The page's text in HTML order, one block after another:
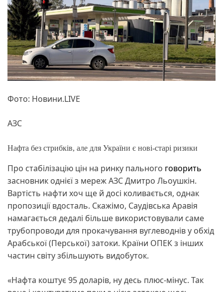
Фото: Новини.LIVE
АЗС
Нафта без стрибків, але для України є нові-старі ризики
Про стабілізацію цін на ринку пального говорить
засновник однієї з мереж АЗС Дмитро Льоушкін.
Вартість нафти хоч ще й досі коливається, однак
пропозиції вдосталь. Скажімо, Саудівська Аравія
намагається дедалі більше використовували саме
трубопроводи для прокачування вуглеводнів у обхід
Арабської (Перської) затоки. Країни ОПЕК з інших
частин світу збільшують видобуток.
«Нафта коштує 95 доларів, ну десь плюс-мінус. Так